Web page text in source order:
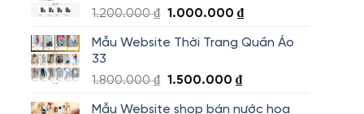
1.000.000 ₫.
1.200.000₫ Giá
là:
1.000.000₫Giá
tại
Mẫu Website Thời Trang Quần Áo
33
1.800.000₫ Giá
1.500.000₫Giá
Mẫu Website shop bán nước hoa